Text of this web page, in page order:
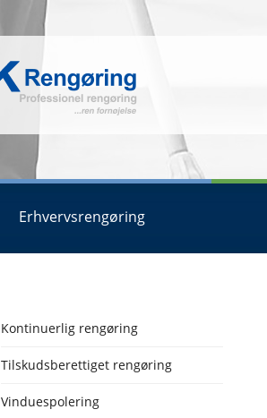
Erhvervsrengøring
Kontinuerlig rengøring
Tilskudsberettiget rengøring
Vinduespolering